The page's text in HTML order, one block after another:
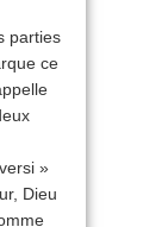
parties
ce
»
Dieu